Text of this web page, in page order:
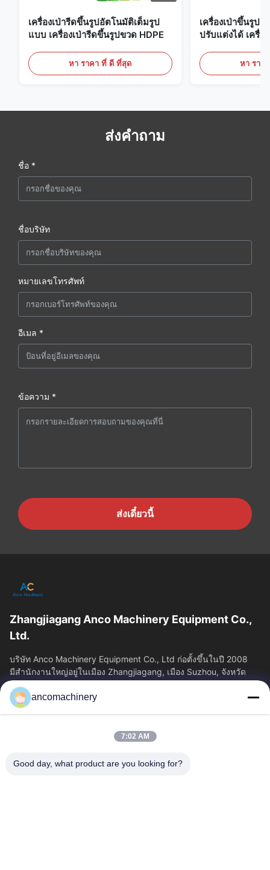
เครื่องเป่ารีดขึ้นรูปอัตโนมัติเต็มรูป
แบบ เครื่องเป่ารีดขึ้นรูปขวด HDPE
หา ราคา ที่ ดี ที่สุด
เครื่องเป่าขึ้นรูป
ปรับแต่งได้ เครื่อ
หา ราค
ส่งคำถาม
ชื่อ *
ชื่อบริษัท
หมายเลขโทรศัพท์
อีเมล *
ข้อความ *
ส่งเดี๋ยวนี้
Zhangjiagang Anco Machinery Equipment Co.,
Ltd.
บริษัท Anco Machinery Equipment Co., Ltd ก่อตั้งขึ้นในปี 2008
มีสํานักงานใหญ่อยู่ในเมือง Zhangjiagang, เมือง Suzhou, จังหวัด
Jiangsu.
ลิงก์ด่วน
เกี่ยวกับเรา
ทัวร์โรงงาน
ควบคุมคุณภาพ
ancomachinery
7:02 AM
Good day, what product are you looking for?